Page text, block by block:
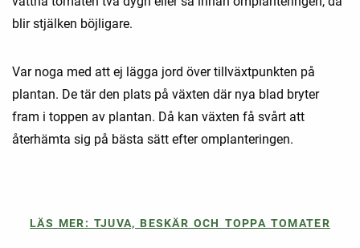
blir stjälken böjligare.
Var noga med att ej lägga jord över tillväxtpunkten på
plantan. De tär den plats på växten där nya blad bryter
fram i toppen av plantan. Då kan växten få svårt att
återhämta sig på bästa sätt efter omplanteringen.
LÄS MER: TJUVA, BESKÄR OCH TOPPA TOMATER